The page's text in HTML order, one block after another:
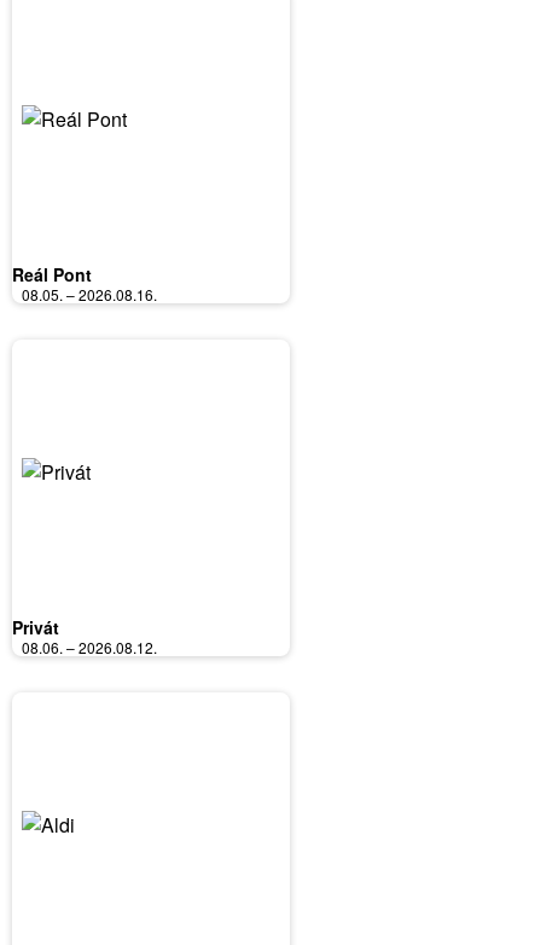
Reál Pont
08.05. – 2026.08.16.
Privát
08.06. – 2026.08.12.